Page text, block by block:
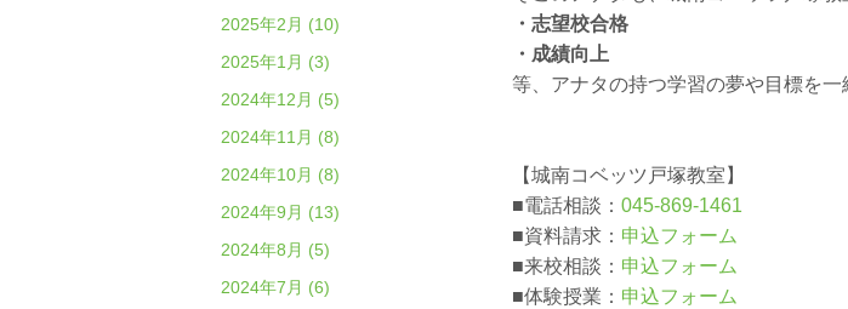
・志望校合格
・成績向上
等、アナタの持つ学習の夢や目標を一
【城南コベッツ戸塚教室】
■電話相談： 045-869-1461
■資料請求： 申込フォーム
■来校相談： 申込フォーム
■体験授業： 申込フォーム
2025年2月 (10)
2025年1月 (3)
2024年12月 (5)
2024年11月 (8)
2024年10月 (8)
2024年9月 (13)
2024年8月 (5)
2024年7月 (6)